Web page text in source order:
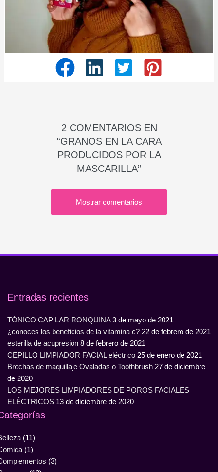
2 COMENTARIOS EN
“GRANOS EN LA CARA
PRODUCIDOS POR LA
MASCARILLA”
Mostrar comentarios
Entradas recientes
TÓNICO CAPILAR RONQUINA 3 de mayo de 2021
¿conoces los beneficios de la vitamina c? 22 de febrero de 2021
esterilla de acupresión 8 de febrero de 2021
CEPILLO LIMPIADOR FACIAL eléctrico 25 de enero de 2021
Brochas de maquillaje Ovaladas o Toothbrush 27 de diciembre
de 2020
LOS MEJORES LIMPIADORES DE POROS FACIALES
ELÉCTRICOS 13 de diciembre de 2020
(11)
(1)
(3)